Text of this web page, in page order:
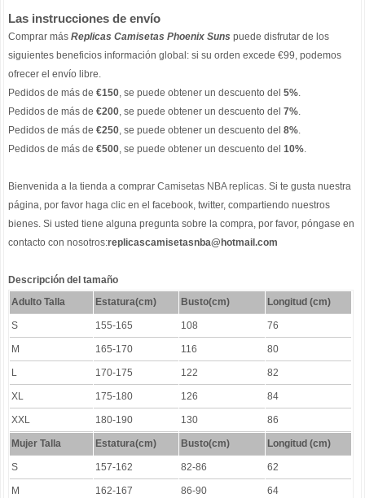
Las instrucciones de envío
Comprar más Replicas Camisetas Phoenix Suns puede disfrutar de los
siguientes beneficios información global: si su orden excede €99, podemos
ofrecer el envío libre.
Pedidos de más de €150, se puede obtener un descuento del 5%.
Pedidos de más de €200, se puede obtener un descuento del 7%.
Pedidos de más de €250, se puede obtener un descuento del 8%.
Pedidos de más de €500, se puede obtener un descuento del 10%.
Bienvenida a la tienda a comprar Camisetas NBA replicas. Si te gusta nuestra
página, por favor haga clic en el facebook, twitter, compartiendo nuestros
bienes. Si usted tiene alguna pregunta sobre la compra, por favor, póngase en
contacto con nosotros:replicascamisetasnba@hotmail.com
Descripción del tamaño
Adulto Talla
Estatura(cm) Busto(cm) Longitud (cm)
S 155-165 108 76
M 165-170 116 80
L 170-175 122 82
XL 175-180 126 84
XXL 180-190 130 86
Mujer Talla Estatura(cm) Busto(cm) Longitud (cm)
S 157-162 82-86 62
M 162-167 86-90 64